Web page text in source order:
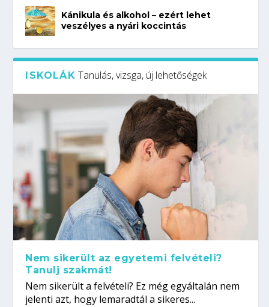
Kánikula és alkohol – ezért lehet
veszélyes a nyári koccintás
ISKOLÁK Tanulás, vizsga, új lehetőségek
Nem sikerült az egyetemi felvételi?
Tanulj szakmát!
Nem sikerült a felvételi? Ez még egyáltalán nem
jelenti azt, hogy lemaradtál a sikeres...